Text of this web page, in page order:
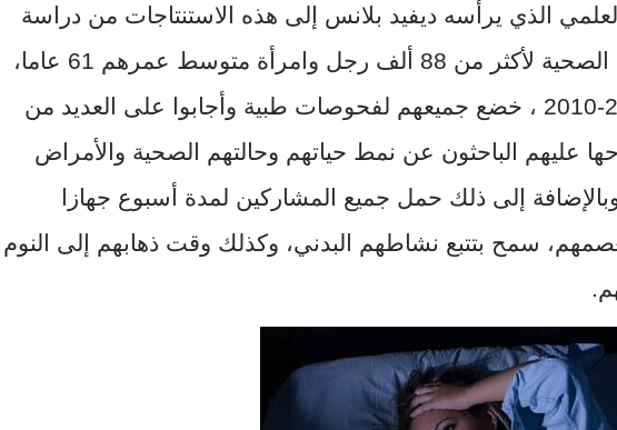
الذي يرأسه ديفيد بلانس إلى هذه الاستنتاجات من دراسة
بيانات عن الحالة الصحية لأكثر من 88 ألف رجل وامرأة متوسط عمرهم 61 عاما،
خلال أعوام 2006-2010 ، خضع جميعهم لفحوصات طبية وأجابوا على العديد من
عليهم الباحثون عن نمط حياتهم وحالتهم الصحية والأمراض
وبالإضافة إلى ذلك حمل جميع المشاركين لمدة أسبوع جهازا
سمح بتتبع نشاطهم البدني، وكذلك وقت ذهابهم إلى النوم